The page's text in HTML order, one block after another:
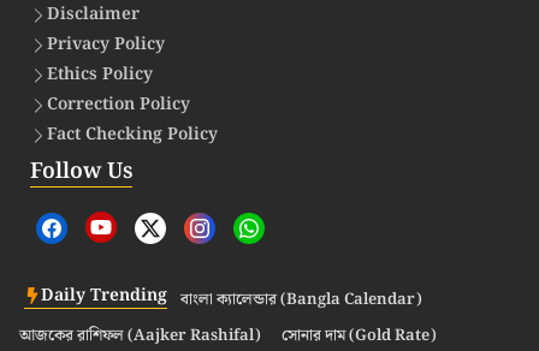
Disclaimer
Privacy Policy
Ethics Policy
Correction Policy
Fact Checking Policy
Follow Us
Daily Trending বাংলা ক্যালেন্ডার (Bangla Calendar)
আজকের রাশিফল (Aajker Rashifal)
সোনার দাম (Gold Rate)